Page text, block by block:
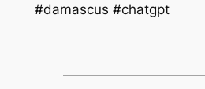
#damascus #chatgpt